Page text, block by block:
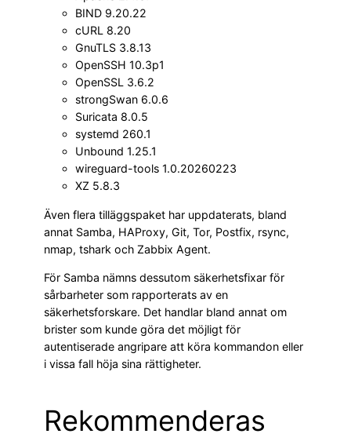
BIND 9.20.22
cURL 8.20
GnuTLS 3.8.13
OpenSSH 10.3p1
OpenSSL 3.6.2
strongSwan 6.0.6
Suricata 8.0.5
systemd 260.1
Unbound 1.25.1
wireguard-tools 1.0.20260223
XZ 5.8.3
Även flera tilläggspaket har uppdaterats, bland
annat Samba, HAProxy, Git, Tor, Postfix, rsync,
nmap, tshark och Zabbix Agent.
För Samba nämns dessutom säkerhetsfixar för
sårbarheter som rapporterats av en
säkerhetsforskare. Det handlar bland annat om
brister som kunde göra det möjligt för
autentiserade angripare att köra kommandon eller
i vissa fall höja sina rättigheter.
Rekommenderas